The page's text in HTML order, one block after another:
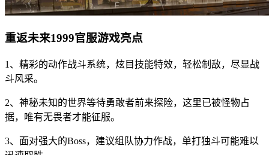
重返未来1999官服游戏亮点
1、精彩的动作战斗系统，炫目技能特效，轻松制敌，尽显战
斗风采。
2、神秘未知的世界等待勇敢者前来探险，这里已被怪物占
据，唯有无畏者才能征服。
3、面对强大的Boss，建议组队协力作战，单打独斗可能难以